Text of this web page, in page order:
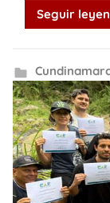
Seguir